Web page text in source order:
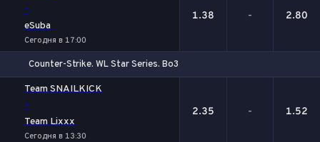
-
eSuba
Сегодня в 17:00
1.38 - 2.80
Counter-Strike. WL Star Series. Bo3
Team SNAILKICK
-
Team Lixxx
Сегодня в 13:30
2.35 - 1.52